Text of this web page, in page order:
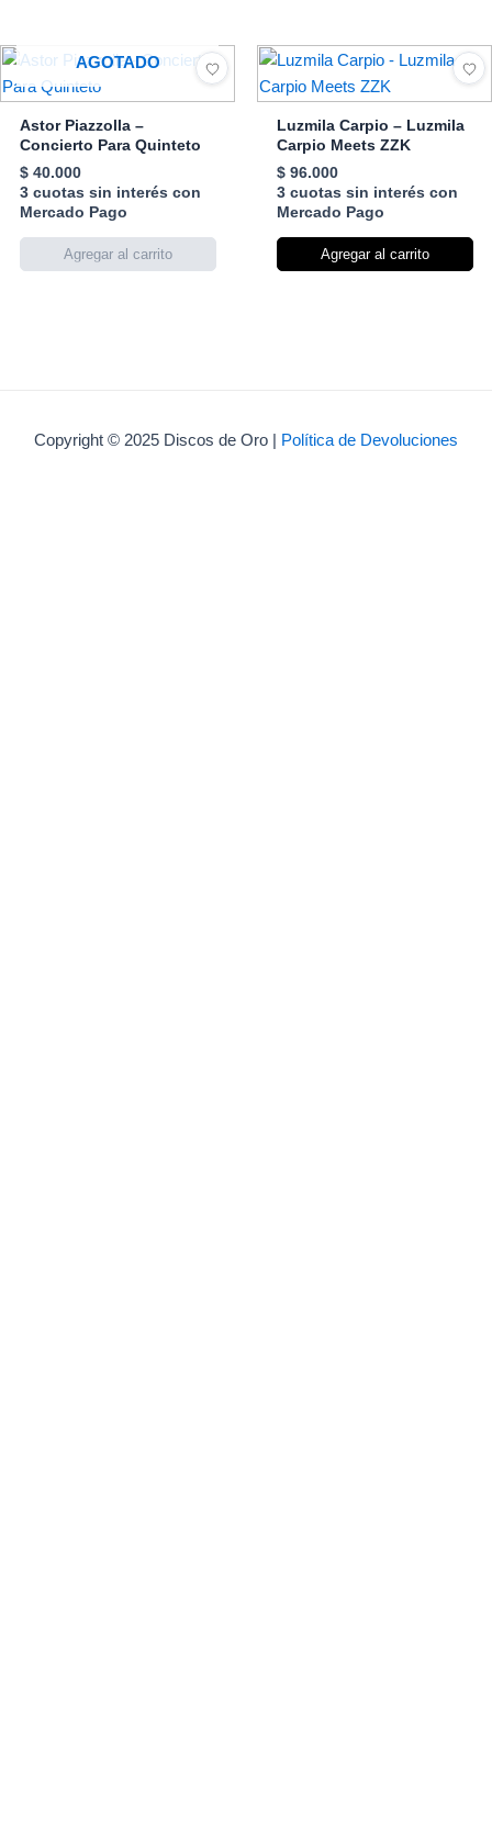
AGOTADO
Astor Piazzolla –
Concierto Para Quinteto
$40.000
3 cuotas sin interés con
Mercado Pago
Luzmila Carpio – Luzmila
Carpio Meets ZZK
$96.000
3 cuotas sin interés con
Mercado Pago
Agregar al carrito
Copyright © 2025 Discos de Oro | Política de Devoluciones